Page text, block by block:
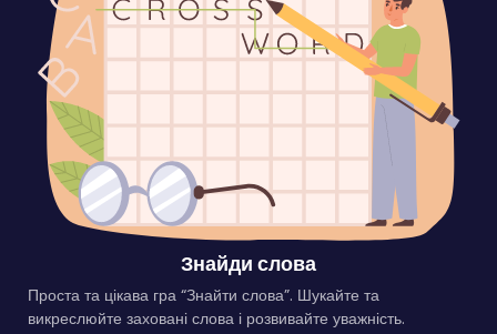
Знайди слова
Проста та цікава гра “Знайти слова”. Шукайте та
викреслюйте заховані слова і розвивайте уважність.